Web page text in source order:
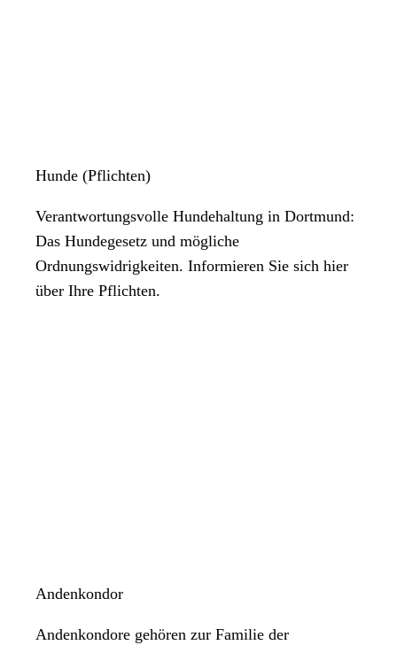
Hunde (Pflichten)
Verantwortungsvolle Hundehaltung in Dortmund:
Das Hundegesetz und mögliche
Ordnungswidrigkeiten. Informieren Sie sich hier
über Ihre Pflichten.
Andenkondor
Andenkondore gehören zur Familie der